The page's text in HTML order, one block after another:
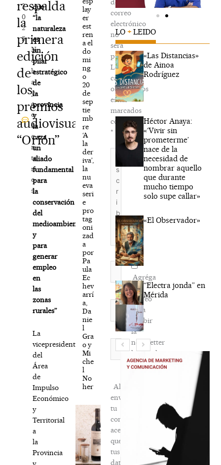
respalda
la
primera
edición
de
los
premios
audiovisuales
“Orión”
2
0
2
5
N
o
h
a
y
c
o
m
e
n
ta
ri
o
s
que
“la
naturaleza
es
un
pilar
estratégico
de
la
provincia
y
la
caza
un
aliado
fundamental
para
la
conservación
del
medioambiente
y
para
generar
empleo
en
las
zonas
rurales”
La
vicepresidenta
del
Área
de
Impulso
Económico
y
Territorial
a
la
Provincia
lay
er
est
ren
a el
do
mi
ng
o
20
de
sep
tie
mb
re
‘A
la
der
iva’,
la
nu
eva
seri
e
pro
tag
oni
zad
a
por
Pa
ula
Ec
hev
arrí
a,
Da
nie
l
Gra
o y
Mi
che
l
No
her
de
correo
electrónico
no
será
publicada.
Los
campos
obligatorios
están
marcados
con
*
Escribe
Nombre*
Correo
electrónico*
Web
Agréga
mi
correo
para
recibir
la
newsletter
habitual
Al
enviar
tu
comentario,
aceptas
que
tus
datos
LO + LEIDO
«Las Distancias»
de Ainoa
Rodríguez
Héctor Anaya:
«‘Vivir sin
prometerme’
nace de la
necesidad de
nombrar aquello
que durante
mucho tiempo
solo supe callar»
«El Observador»
“Electra jonda” en
Mérida